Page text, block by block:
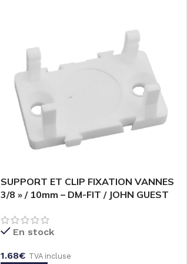
SUPPORT ET CLIP FIXATION VANNES
3/8 » / 10mm – DM-FIT / JOHN GUEST
En stock
1.68€ TVA incluse